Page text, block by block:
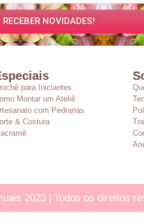
RECEBER NOVIDADES!
para Iniciantes
Montar um Ateliê
com Pedrarias
& Costura
2023 | Todos os direitos